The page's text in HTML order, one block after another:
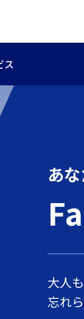
ス
あ
大人
忘れ